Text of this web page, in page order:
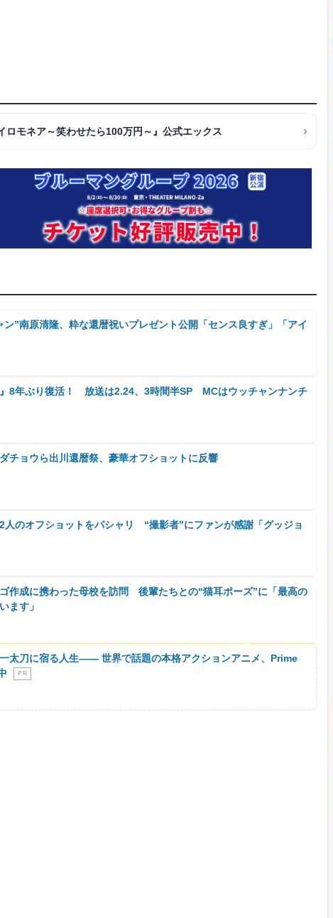
ロモネア～笑わせたら100万円～』公式エックス
ン”南原清隆、粋な還暦祝いプレゼント公開「センス良すぎ」「アイ
』8年ぶり復活！ 放送は2.24、3時間半SP MCはウッチャンナンチ
チョウら出川還暦祭、豪華オフショットに反響
2人のオフショットをパシャリ “撮影者”にファンが感謝「グッジョ
作成に携わった母校を訪問 後輩たちとの“猫耳ポーズ”に「最高の
ます」
太刀に宿る人生―― 世界で話題の本格アクションアニメ、Prime
P R